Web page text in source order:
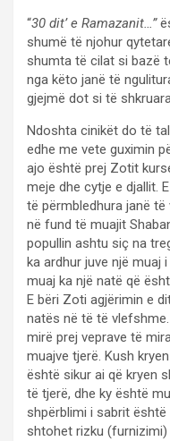
“30 dit’ e Ramazanit…”
shumë të njohur
shumta të cilat si bazë
nga këto janë të
gjejmë dot si të
Ndoshta cinikët do të
edhe me vete guximin
ajo është prej Zotit
meje dhe cytje e djallit.
të përmbledhura janë
në fund të muajit
popullin ashtu siç na
ka ardhur juve një muaj
muaj ka një natë që
E bëri Zoti agjërimin e
natës në të të
mirë prej veprave të
muajve tjerë. Kush
është sikur ai që kryen
të tjerë, dhe ky është
shpërblimi i sabrit
shtohet rizku